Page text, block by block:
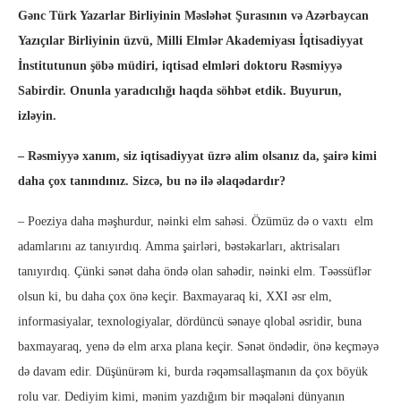
Gənc Türk Yazarlar Birliyinin Məsləhət Şurasının və Azərbaycan
Yazıçılar Birliyinin üzvü, Milli Elmlər Akademiyası İqtisadiyyat
İnstitutunun şöbə müdiri, iqtisad elmləri doktoru Rəsmiyyə
Sabirdir. Onunla yaradıcılığı haqda söhbət etdik. Buyurun,
izləyin.
– Rəsmiyyə xanım, siz iqtisadiyyat üzrə alim olsanız da, şairə kimi
daha çox tanındınız. Sizcə, bu nə ilə əlaqədardır?
– Poeziya daha məşhurdur, nəinki elm sahəsi. Özümüz də o vaxtı elm
adamlarını az tanıyırdıq. Amma şairləri, bəstəkarları, aktrisaları
tanıyırdıq. Çünki sənət daha öndə olan sahədir, nəinki elm. Təəssüflər
olsun ki, bu daha çox önə keçir. Baxmayaraq ki, XXI əsr elm,
informasiyalar, texnologiyalar, dördüncü sənaye qlobal əsridir, buna
baxmayaraq, yenə də elm arxa plana keçir. Sənət öndədir, önə keçməyə
də davam edir. Düşünürəm ki, burda rəqəmsallaşmanın da çox böyük
rolu var. Dediyim kimi, mənim yazdığım bir məqaləni dünyanın